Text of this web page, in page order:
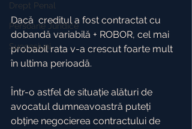
Drept Penal
Persoane Juridice
Succesiuni
Dacă  creditul a fost contractat cu
dobandă variabilă + ROBOR, cel mai
probabil rata v-a crescut foarte mult
în ultima perioadă.
Într-o astfel de situație alături de
avocatul dumneavoastră puteți
obține negocierea contractului de